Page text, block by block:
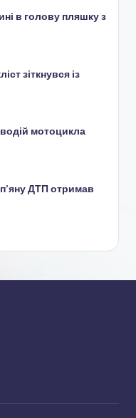
в голову пляшку з
зіткнувся із
мотоцикла
ДТП отримав